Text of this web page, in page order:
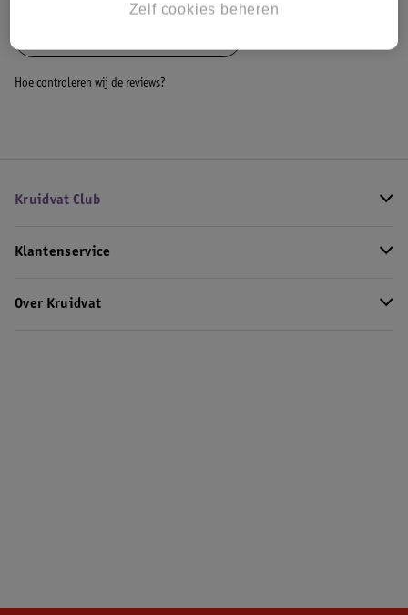
Hoe controleren wij de reviews?
Kruidvat Club
Klantenservice
Over Kruidvat
Zelf cookies beheren